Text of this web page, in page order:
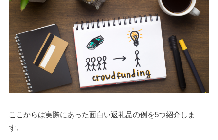
ここからは実際にあった面白い返礼品の例を5つ紹介しま
す。